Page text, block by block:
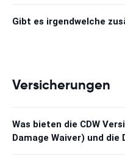
Gibt es irgendwelche
Versicherungen
Was bieten die CDW
Damage Waiver) und